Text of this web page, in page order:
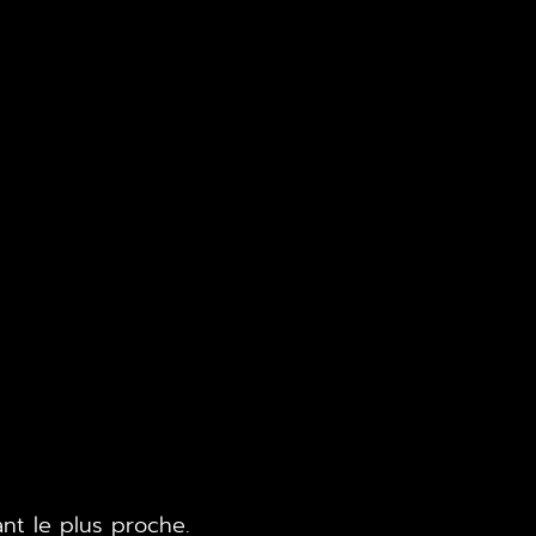
le plus proche.